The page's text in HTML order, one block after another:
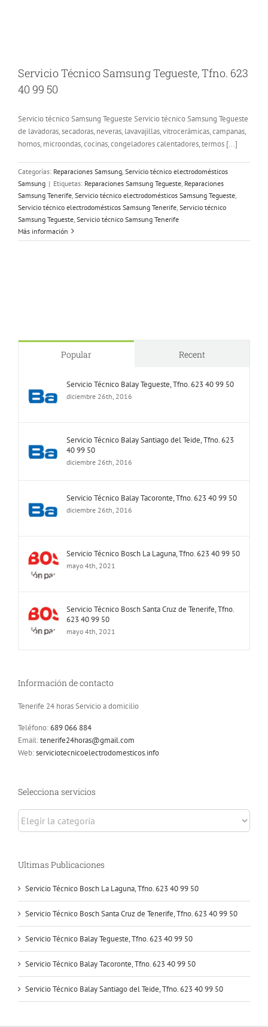
Servicio Técnico Samsung Tegueste, Tfno. 623
40 99 50
Servicio técnico Samsung Tegueste Servicio técnico Samsung Tegueste
de lavadoras, secadoras, neveras, lavavajillas, vitrocerámicas, campanas,
hornos, microondas, cocinas, congeladores calentadores, termos [...]
Categorías: Reparaciones Samsung Servicio técnico electrodomésticos
Samsung | Etiquetas: Reparaciones Samsung Tegueste Reparaciones
Samsung Tenerife Servicio técnico electrodomésticos Samsung Tegueste
Servicio técnico electrodomésticos Samsung Tenerife Servicio técnico
Samsung Tegueste Servicio técnico Samsung Tenerife
Más información
Popular Recent
Servicio Técnico Balay Tegueste, Tfno. 623 40 99 50
diciembre 26th, 2016
Servicio Técnico Balay Santiago del Teide, Tfno. 623
40 99 50
diciembre 26th, 2016
Servicio Técnico Balay Tacoronte, Tfno. 623 40 99 50
diciembre 26th, 2016
Servicio Técnico Bosch La Laguna, Tfno. 623 40 99 50
mayo 4th, 2021
Servicio Técnico Bosch Santa Cruz de Tenerife, Tfno.
623 40 99 50
mayo 4th, 2021
Información de contacto
Tenerife 24 horas Servicio a domicilio
Teléfono:689 066 884
Email:tenerife24horas@gmail.com
Web:serviciotecnicoelectrodomesticos.info
Selecciona servicios
Selecciona
servicios
Ultimas Publicaciones
Servicio Técnico Bosch La Laguna, Tfno. 623 40 99 50
Servicio Técnico Bosch Santa Cruz de Tenerife, Tfno. 623 40 99 50
Servicio Técnico Balay Tegueste, Tfno. 623 40 99 50
Servicio Técnico Balay Tacoronte, Tfno. 623 40 99 50
Servicio Técnico Balay Santiago del Teide, Tfno. 623 40 99 50